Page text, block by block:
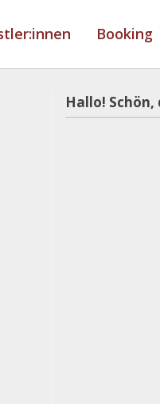
Booking
Hallo! Schön,